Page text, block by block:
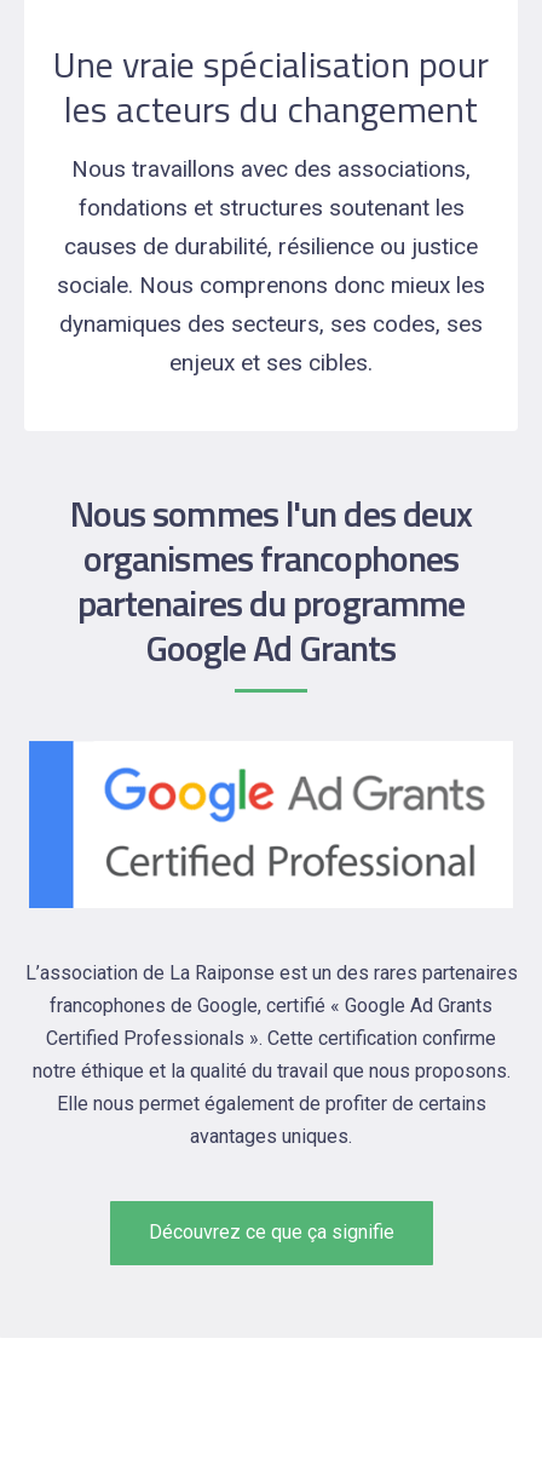
Une vraie spécialisation pour
les acteurs du changement
Nous travaillons avec des associations,
fondations et structures soutenant les
causes de durabilité, résilience ou justice
sociale. Nous comprenons donc mieux les
dynamiques des secteurs, ses codes, ses
enjeux et ses cibles.
Nous sommes l'un des deux
organismes francophones
partenaires du programme
Google Ad Grants
L’association de La Raiponse est un des rares partenaires
francophones de Google, certifié « Google Ad Grants
Certified Professionals ». Cette certification confirme
notre éthique et la qualité du travail que nous proposons.
Elle nous permet également de profiter de certains
avantages uniques.
Découvrez ce que ça signifie